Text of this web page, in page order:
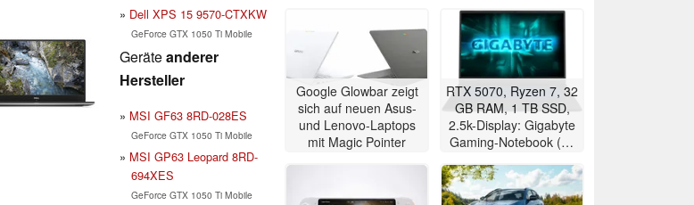
Dell XPS 15 9570-CTXKW
GeForce GTX 1050 Ti Mobile
Geräteanderer
Hersteller
MSI GF63 8RD-028ES
GeForce GTX 1050 Ti Mobile
MSI GP63 Leopard 8RD-
694XES
GeForce GTX 1050 Ti Mobile
Google Glowbar zeigt
sich auf neuen Asus-
und Lenovo-Laptops
mit Magic Pointer
RTX 5070, Ryzen 7, 32
GB RAM, 1 TB SSD,
2.5k-Display: Gigabyte
Gaming-Notebook (18